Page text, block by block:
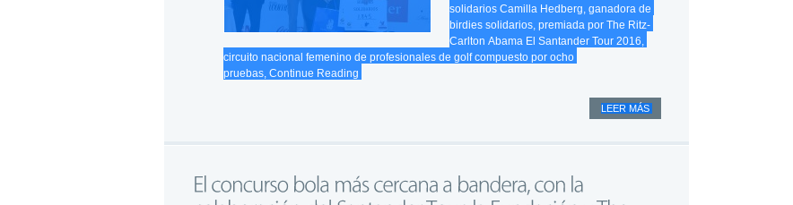
solidarios Camilla Hedberg, ganadora de
birdies solidarios, premiada por The Ritz-
Carlton Abama El Santander Tour 2016,
circuito nacional femenino de profesionales de golf compuesto por ocho
pruebas, Continue Reading
LEER MÁS